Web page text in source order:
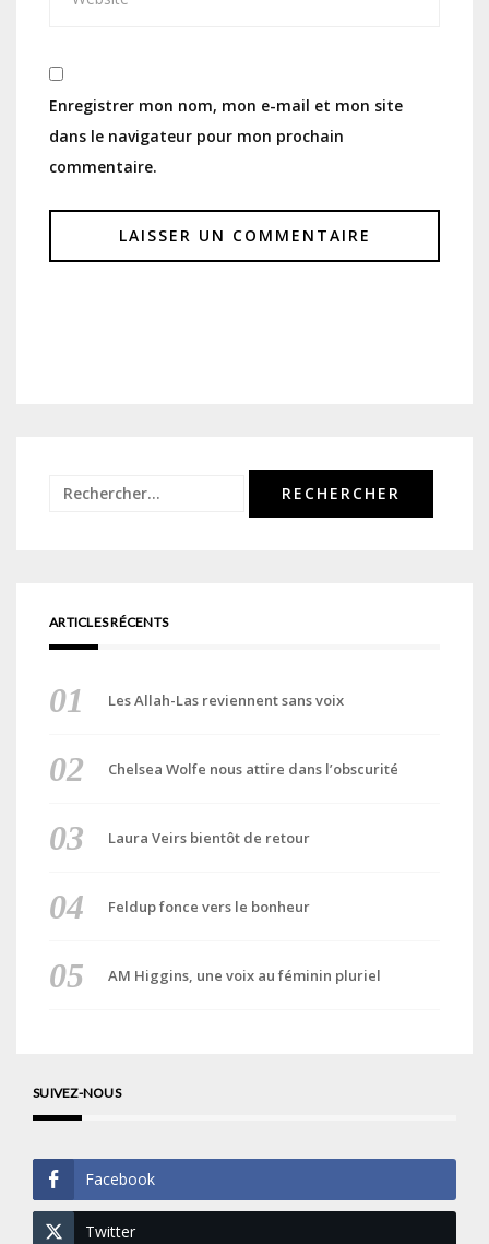
Enregistrer mon nom, mon e-mail et mon site
dans le navigateur pour mon prochain
commentaire.
Rechercher :
ARTICLES RÉCENTS
Les Allah-Las reviennent sans voix
Chelsea Wolfe nous attire dans l’obscurité
Laura Veirs bientôt de retour
Feldup fonce vers le bonheur
AM Higgins, une voix au féminin pluriel
SUIVEZ-NOUS
Facebook
Twitter